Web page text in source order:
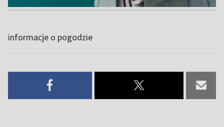
informacje o pogodzie